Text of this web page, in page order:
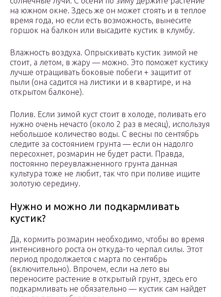
на южном окне. Здесь же он может стоять и в теплое
время года, но если есть возможность, вынесите
горшок на балкон или высадите кустик в клумбу.
Влажность воздуха. Опрыскивать кустик зимой не
стоит, а летом, в жару — можно. Это поможет кустику
лучше отращивать боковые побеги + защитит от
пыли (она садится на листики и в квартире, и на
открытом балконе).
Полив. Если зимой куст стоит в холоде, поливать его
нужно очень нечасто (около 2 раз в месяц), используя
небольшое количество воды. С весны по сентябрь
следите за состоянием грунта — если он надолго
пересохнет, розмарин не будет расти. Правда,
постоянно переувлажненного грунта данная
культура тоже не любит, так что при поливе ищите
золотую середину.
Нужно и можно ли подкармливать
кустик?
Да, кормить розмарин необходимо, чтобы во время
интенсивного роста он откуда-то черпал силы. Этот
период продолжается с марта по сентябрь
(включительно). Впрочем, если на лето вы
переносите растение в открытый грунт, здесь его
подкармливать не обязательно — кустик сам найдет